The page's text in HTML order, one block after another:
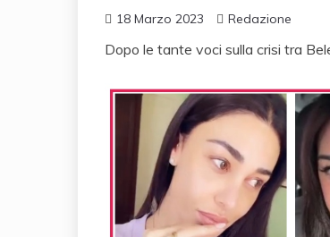
18 Marzo 2023 Redazione
Dopo le tante voci sulla crisi tra